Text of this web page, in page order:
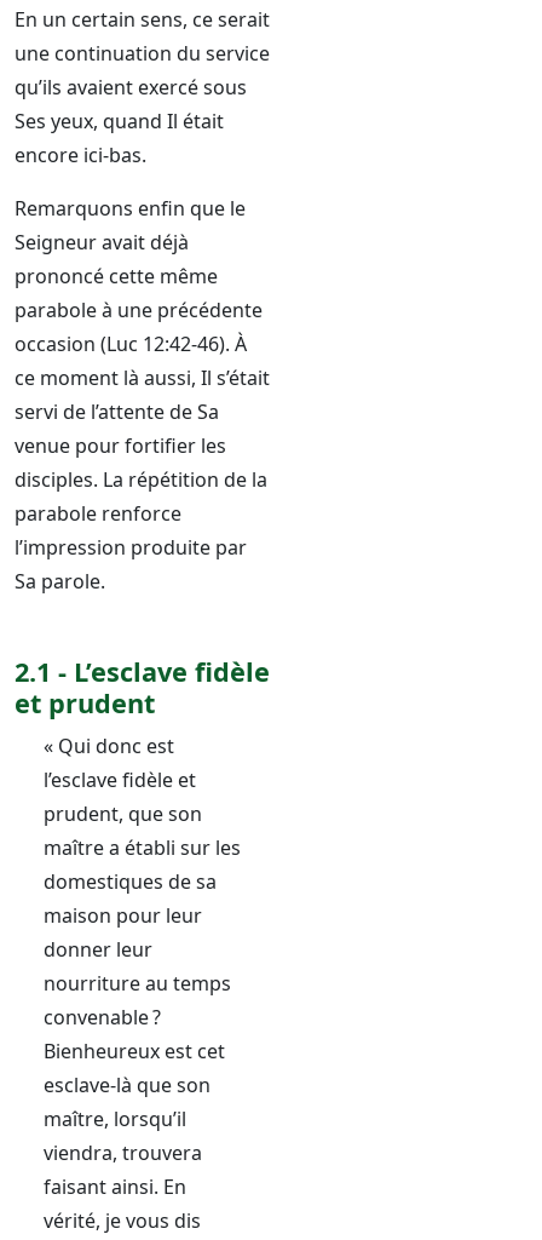
En un certain sens, ce serait
une continuation du service
qu’ils avaient exercé sous
Ses yeux, quand Il était
encore ici-bas.
Remarquons enfin que le
Seigneur avait déjà
prononcé cette même
parabole à une précédente
occasion (Luc 12:42-46). À
ce moment là aussi, Il s’était
servi de l’attente de Sa
venue pour fortifier les
disciples. La répétition de la
parabole renforce
l’impression produite par
Sa parole.
2.1 - L’esclave fidèle
et prudent
« Qui donc est
l’esclave fidèle et
prudent, que son
maître a établi sur les
domestiques de sa
maison pour leur
donner leur
nourriture au temps
convenable ?
Bienheureux est cet
esclave-là que son
maître, lorsqu’il
viendra, trouvera
faisant ainsi. En
vérité, je vous dis